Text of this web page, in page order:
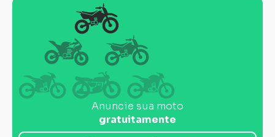
Anuncie sua moto
gratuitamente